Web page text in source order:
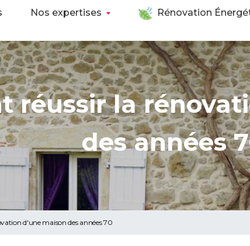
Nos expertises
Rénovation
réussir la
des années
d'une maison des années 70